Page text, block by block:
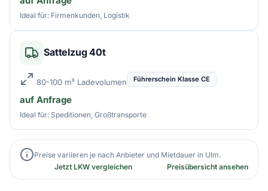
Ideal für: Firmenkunden, Logistik
Sattelzug 40t
80-100 m³ Ladevolumen Führerschein Klasse CE
auf Anfrage
Ideal für: Speditionen, Großtransporte
Preise variieren je nach Anbieter und Mietdauer in Ulm.
Jetzt LKW vergleichen
Preisübersicht ansehen